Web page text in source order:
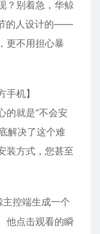
？别着急，华鲸
的人设计的——
更不用担心暴
手机】
的就是“不会安
解决了这个难
装方式，您甚至
控端生成一个
他点击观看的瞬